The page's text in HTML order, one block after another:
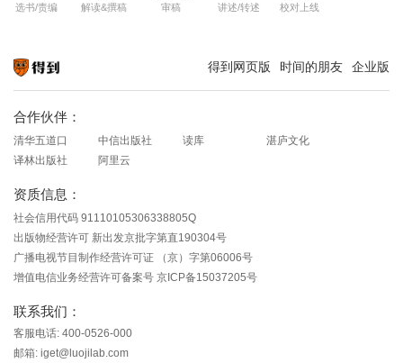
选书/责编 解读&撰稿 审稿 讲述/转述 校对上线
得到网页版 时间的朋友 企业版
合作伙伴：
清华五道口 中信出版社 读库
湛庐文化
译林出版社
阿里云
资质信息：
社会信用代码 91110105306338805Q
出版物经营许可 新出发京批字第直190304号
广播电视节目制作经营许可证 （京）字第06006号
增值电信业务经营许可备案号 京ICP备15037205号
联系我们：
客服电话: 400-0526-000
邮箱: iget@luojilab.com